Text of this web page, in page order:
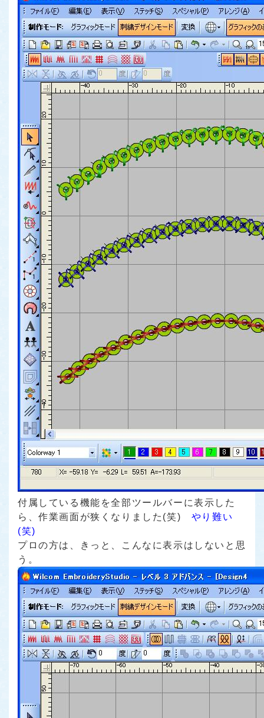
付属している機能を全部ツールバーに表示した
ら、作業画面が狭くなりました(笑) やり難い
(笑)
プロの方は、きっと、こんなに表示はしないと思
う。